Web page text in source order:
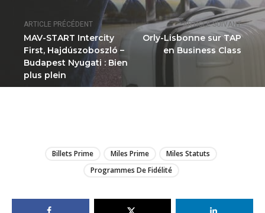
ARTICLE PRÉCÉDENT
MAV-START Intercity
First, Hajdúszoboszló –
Budapest Nyugati : Bien
plus plein
ARTICLE SUIVANT
Orly-Lisbonne sur TAP
en Business Class
Billets Prime Miles Prime
Miles Statuts
Programmes De Fidélité